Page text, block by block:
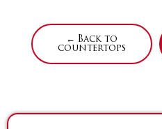
← Back to
countertops